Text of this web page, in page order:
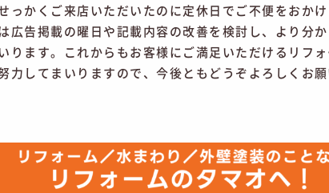
っかくご来店いただいたのに定休日でご不便をおか
広告掲載の曜日や記載内容の改善を検討し、より分
ります。これからもお客様にご満足いただけるリフ
力してまいりますので、今後ともどうぞよろしくお